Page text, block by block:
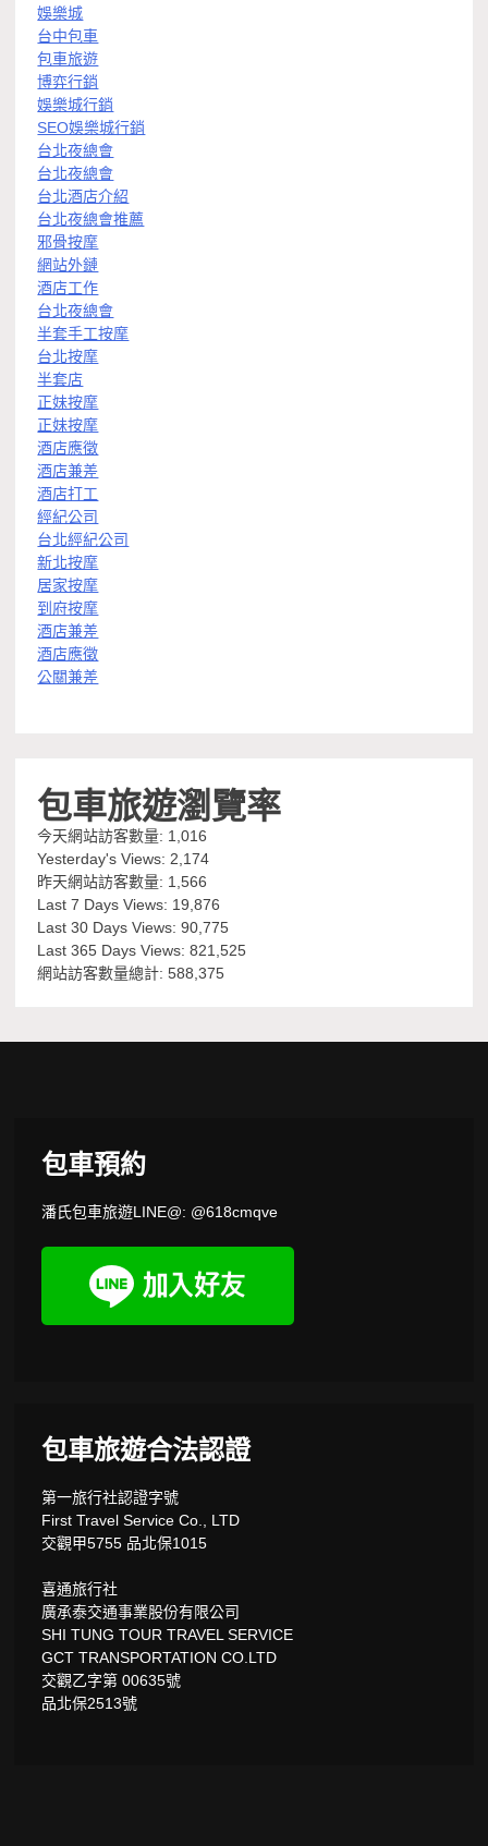
娛樂城
台中包車
包車旅遊
博弈行銷
娛樂城行銷
SEO娛樂城行銷
台北夜總會
台北夜總會
台北酒店介紹
台北夜總會推薦
邪骨按摩
網站外鏈
酒店工作
台北夜總會
半套手工按摩
台北按摩
半套店
正妹按摩
正妹按摩
酒店應徵
酒店兼差
酒店打工
經紀公司
台北經紀公司
新北按摩
居家按摩
到府按摩
酒店兼差
酒店應徵
公關兼差
包車旅遊瀏覽率
今天網站訪客數量: 1,016
Yesterday's Views: 2,174
昨天網站訪客數量: 1,566
Last 7 Days Views: 19,876
Last 30 Days Views:90,775
Last 365 Days Views:821,525
網站訪客數量總計:588,375
包車預約
潘氏包車旅遊LINE@: @618cmqve
包車旅遊合法認證
第一旅行社認證字號
First Travel Service Co., LTD
交觀甲5755 品北保1015
喜通旅行社
廣承泰交通事業股份有限公司
SHI TUNG TOUR TRAVEL SERVICE
GCT TRANSPORTATION CO.LTD
交觀乙字第 00635號
品北保2513號